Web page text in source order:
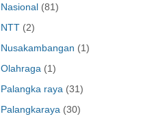
Nasional (81)
NTT (2)
Nusakambangan (1)
Olahraga (1)
Palangka raya (31)
Palangkaraya (30)